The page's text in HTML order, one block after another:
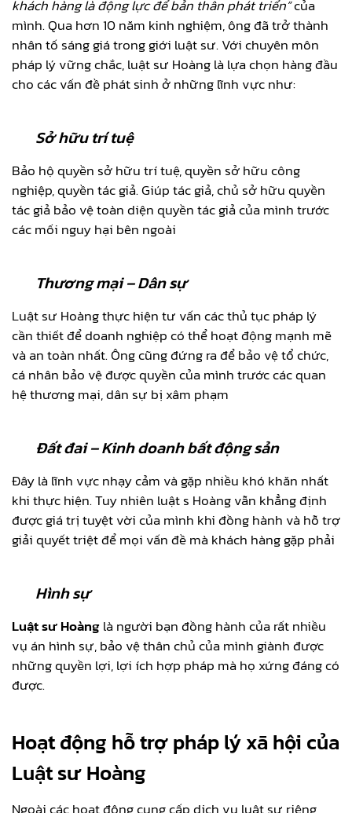
khách hàng là động lực để bản thân phát triển”của
mình. Qua hơn 10 năm kinh nghiệm, ông đã trở thành
nhân tố sáng giá trong giới luật sư. Với chuyên môn
pháp lý vững chắc, luật sư Hoàng là lựa chọn hàng đầu
cho các vấn đề phát sinh ở những lĩnh vực như:
Sở hữu trí tuệ
Bảo hộ quyền sở hữu trí tuệ, quyền sở hữu công
nghiệp, quyền tác giả. Giúp tác giả, chủ sở hữu quyền
tác giả bảo vệ toàn diện quyền tác giả của mình trước
các mối nguy hại bên ngoài
Thương mại – Dân sự
Luật sư Hoàng thực hiện tư vấn các thủ tục pháp lý
cần thiết để doanh nghiệp có thể hoạt động mạnh mẽ
và an toàn nhất. Ông cũng đứng ra để bảo vệ tổ chức,
cá nhân bảo vệ được quyền của mình trước các quan
hệ thương mại, dân sự bị xâm phạm
Đất đai – Kinh doanh bất động sản
Đây là lĩnh vực nhạy cảm và gặp nhiều khó khăn nhất
khi thực hiện. Tuy nhiên luật s Hoàng vẫn khẳng định
được giá trị tuyệt vời của mình khi đồng hành và hỗ trợ
giải quyết triệt để mọi vấn đề mà khách hàng gặp phải
Hình sự
Luật sư Hoànglà người bạn đồng hành của rất nhiều
vụ án hình sự, bảo vệ thân chủ của mình giành được
những quyền lợi, lợi ích hợp pháp mà họ xứng đáng có
được.
Hoạt động hỗ trợ pháp lý xã hội của
Luật sư Hoàng